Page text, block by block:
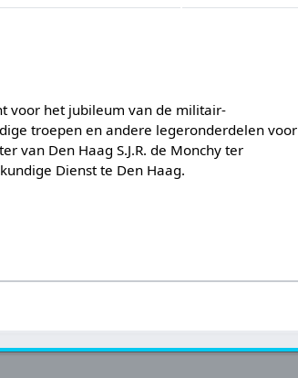
voor het jubileum van de militair-
troepen en andere legeronderdelen voor
van Den Haag S.J.R. de Monchy ter
Dienst te Den Haag.